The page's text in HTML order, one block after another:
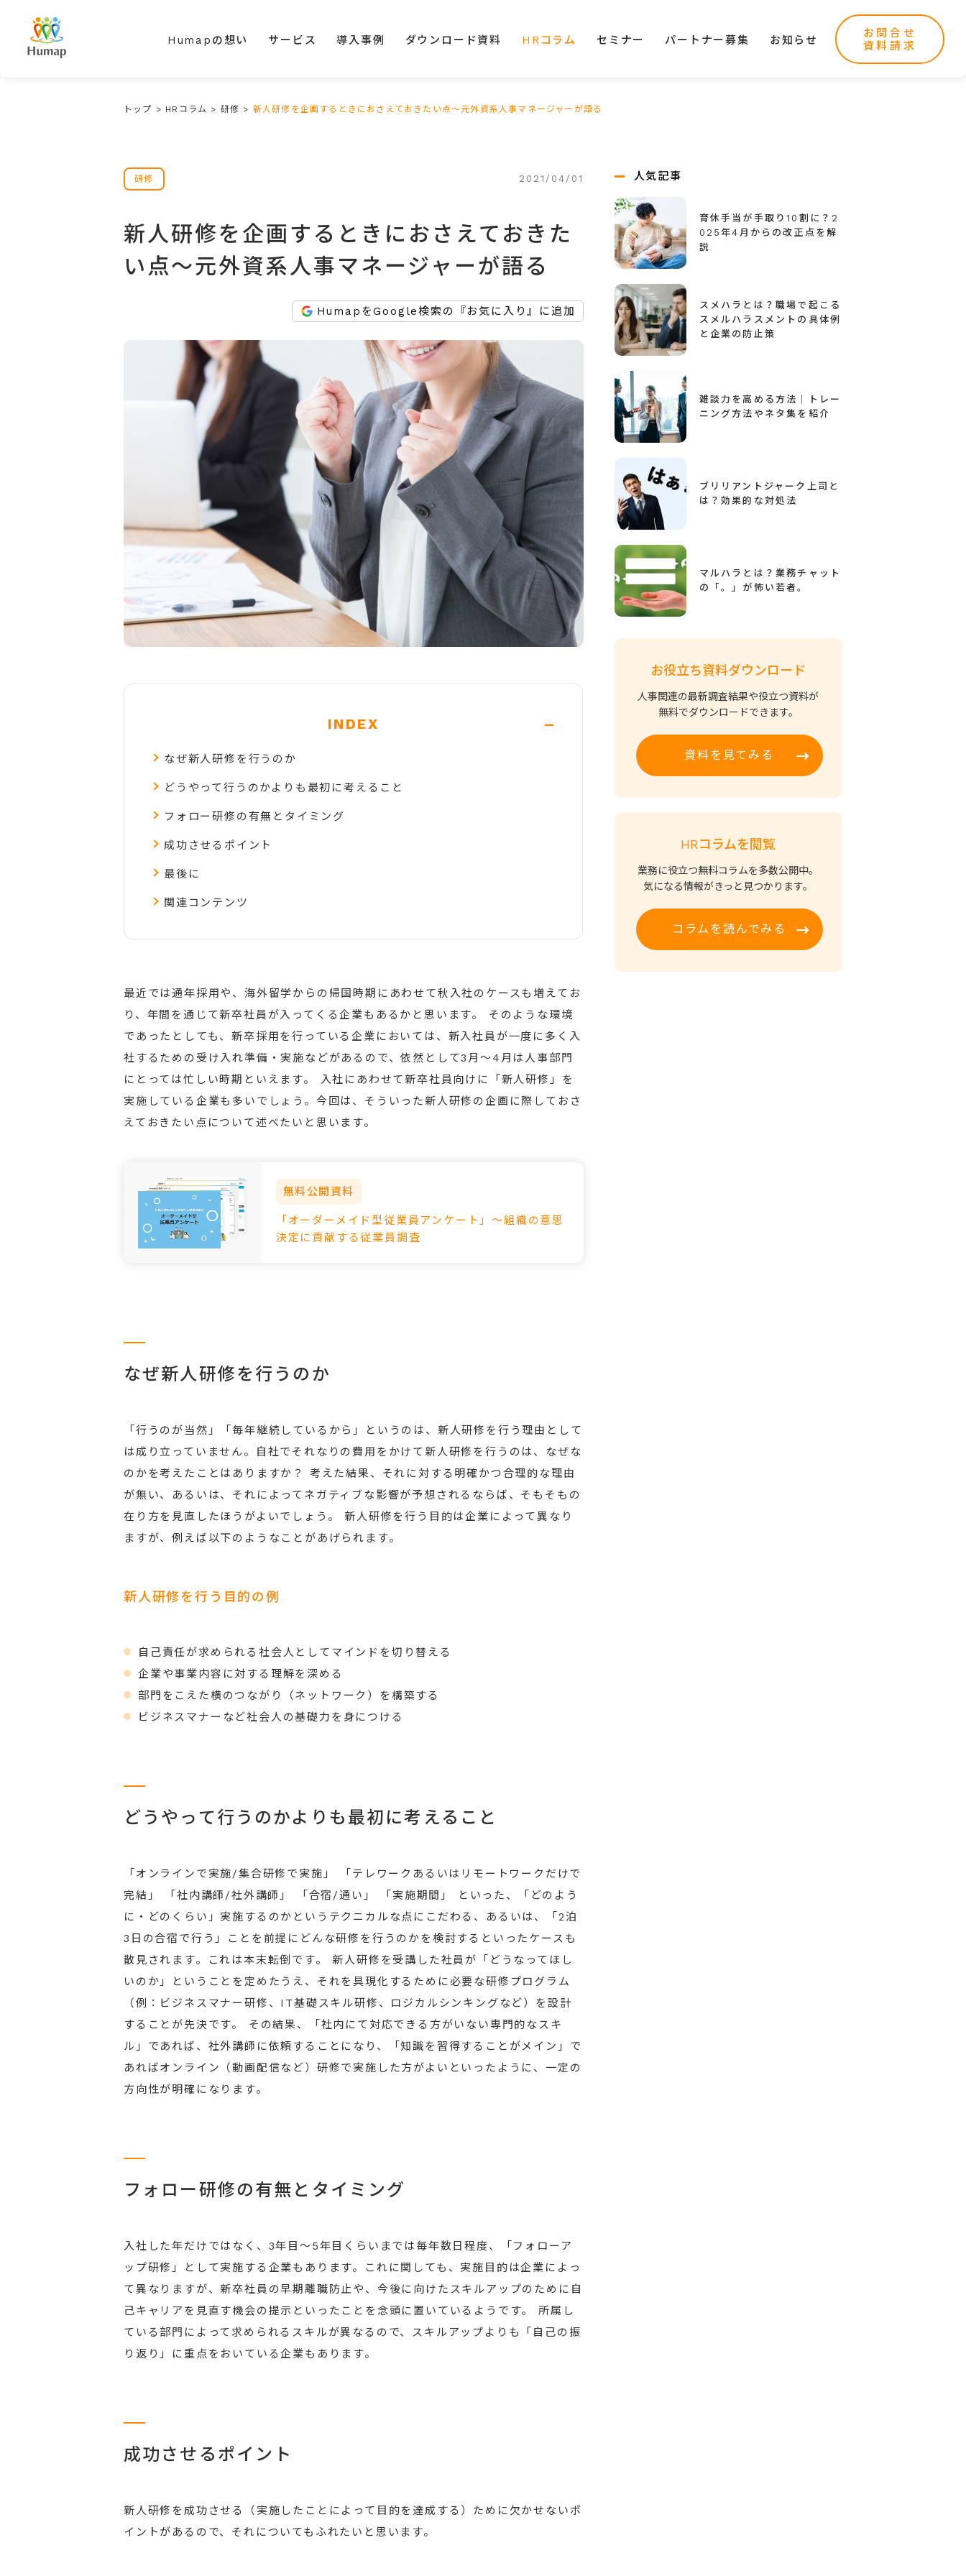
Humapの想い サービス 導入事例 ダウンロード資料 HRコラム セミナー パートナー募集 お知らせ
お問合せ
資料請求
トップ > HRコラム > 研修 > 新人研修を企画するときにおさえておきたい点～元外資系人事マネージャーが語る
研修 2021/04/01
新人研修を企画するときにおさえておきた
い点～元外資系人事マネージャーが語る
HumapをGoogle検索の『お気に入り』に追加
INDEX -
なぜ新人研修を行うのか
どうやって行うのかよりも最初に考えること
フォロー研修の有無とタイミング
成功させるポイント
最後に
関連コンテンツ
最近では通年採用や、海外留学からの帰国時期にあわせて秋入社のケースも増えてお
り、年間を通じて新卒社員が入ってくる企業もあるかと思います。 そのような環境
であったとしても、新卒採用を行っている企業においては、新入社員が一度に多く入
社するための受け入れ準備・実施などがあるので、依然として3月～4月は人事部門
にとっては忙しい時期といえます。 入社にあわせて新卒社員向けに「新人研修」を
実施している企業も多いでしょう。今回は、そういった新人研修の企画に際しておさ
えておきたい点について述べたいと思います。
無料公開資料
「オーダーメイド型従業員アンケート」～組織の意思
決定に貢献する従業員調査
なぜ新人研修を行うのか
「行うのが当然」「毎年継続しているから」というのは、新人研修を行う理由として
は成り立っていません。自社でそれなりの費用をかけて新人研修を行うのは、なぜな
のかを考えたことはありますか？ 考えた結果、それに対する明確かつ合理的な理由
が無い、あるいは、それによってネガティブな影響が予想されるならば、そもそもの
在り方を見直したほうがよいでしょう。 新人研修を行う目的は企業によって異なり
ますが、例えば以下のようなことがあげられます。
新人研修を行う目的の例
自己責任が求められる社会人としてマインドを切り替える
企業や事業内容に対する理解を深める
部門をこえた横のつながり（ネットワーク）を構築する
ビジネスマナーなど社会人の基礎力を身につける
どうやって行うのかよりも最初に考えること
「オンラインで実施/集合研修で実施」 「テレワークあるいはリモートワークだけで
完結」 「社内講師/社外講師」 「合宿/通い」 「実施期間」 といった、「どのよう
に・どのくらい」実施するのかというテクニカルな点にこだわる、あるいは、「2泊
3日の合宿で行う」ことを前提にどんな研修を行うのかを検討するといったケースも
散見されます。これは本末転倒です。 新人研修を受講した社員が「どうなってほし
いのか」ということを定めたうえ、それを具現化するために必要な研修プログラム
（例：ビジネスマナー研修、IT基礎スキル研修、ロジカルシンキングなど）を設計
することが先決です。 その結果、「社内にて対応できる方がいない専門的なスキ
ル」であれば、社外講師に依頼することになり、「知識を習得することがメイン」で
あればオンライン（動画配信など）研修で実施した方がよいといったように、一定の
方向性が明確になります。
フォロー研修の有無とタイミング
入社した年だけではなく、3年目～5年目くらいまでは毎年数日程度、「フォローア
ップ研修」として実施する企業もあります。これに関しても、実施目的は企業によっ
て異なりますが、新卒社員の早期離職防止や、今後に向けたスキルアップのために自
己キャリアを見直す機会の提示といったことを念頭に置いているようです。 所属し
ている部門によって求められるスキルが異なるので、スキルアップよりも「自己の振
り返り」に重点をおいている企業もあります。
成功させるポイント
新人研修を成功させる（実施したことによって目的を達成する）ために欠かせないポ
イントがあるので、それについてもふれたいと思います。
人気記事
育休手当が手取り10割に？2
025年4月からの改正点を解
説
スメハラとは？職場で起こる
スメルハラスメントの具体例
と企業の防止策
雑談力を高める方法｜トレー
ニング方法やネタ集を紹介
ブリリアントジャーク上司と
は？効果的な対処法
マルハラとは？業務チャット
の「。」が怖い若者。
お役立ち資料ダウンロード
人事関連の最新調査結果や役立つ資料が
無料でダウンロードできます。
資料を見てみる
HRコラムを閲覧
業務に役立つ無料コラムを多数公開中。
気になる情報がきっと見つかります。
コラムを読んでみる